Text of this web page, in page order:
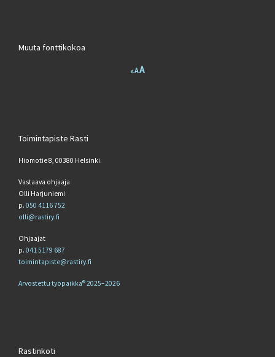
Muuta fonttikokoa
A Decrease font size.
AReset font size.
AIncrease font size.
Toimintapiste Rasti
Hiomotie 8, 00380 Helsinki.
Vastaava ohjaaja
Olli Harjuniemi
p. 050 4116 752
olli@rastiry.fi
Ohjaajat
p. 041 5179 687
toimintapiste@rastiry.fi
Arvostettu työpaikka® 2025–2026
Rastinkoti